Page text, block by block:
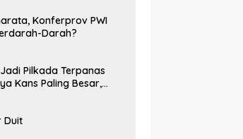
Konferprov PWI
Darah?
Pilkada Terpanas
Kans Paling Besar,
Duit